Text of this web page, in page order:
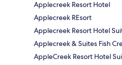
Applecreek Resort Hotel
Applecreek REsort
Applecreek Resort Hotel
Applecreek & Suites Fish
AppleCreek Resort Hotel